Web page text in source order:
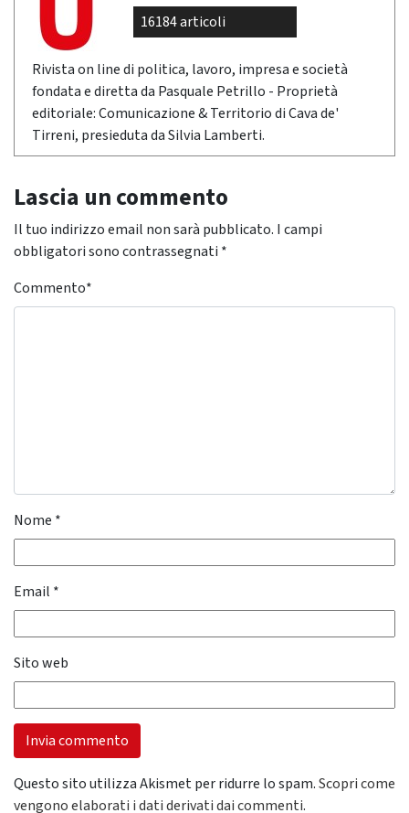
16184 articoli
Rivista on line di politica, lavoro, impresa e società
fondata e diretta da Pasquale Petrillo - Proprietà
editoriale: Comunicazione & Territorio di Cava de'
Tirreni, presieduta da Silvia Lamberti.
Lascia un commento
Il tuo indirizzo email non sarà pubblicato. I campi
obbligatori sono contrassegnati *
Commento*
Nome *
Email *
Sito web
Questo sito utilizza Akismet per ridurre lo spam.Scopri come
vengono elaborati i dati derivati dai commenti.